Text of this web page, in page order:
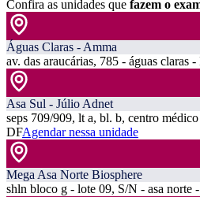
Confira as unidades que fazem o
Águas Claras - Amma
av. das araucárias, 785 - águas claras -
Asa Sul - Júlio Adnet
seps 709/909, lt a, bl. b, centro
DFAgendar nessa unidade
Mega Asa Norte Biosphere
shln bloco g - lote 09, S/N - asa norte